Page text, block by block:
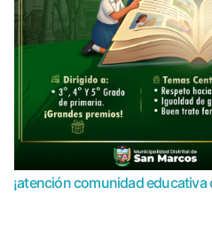
¡atención comunidad educativa